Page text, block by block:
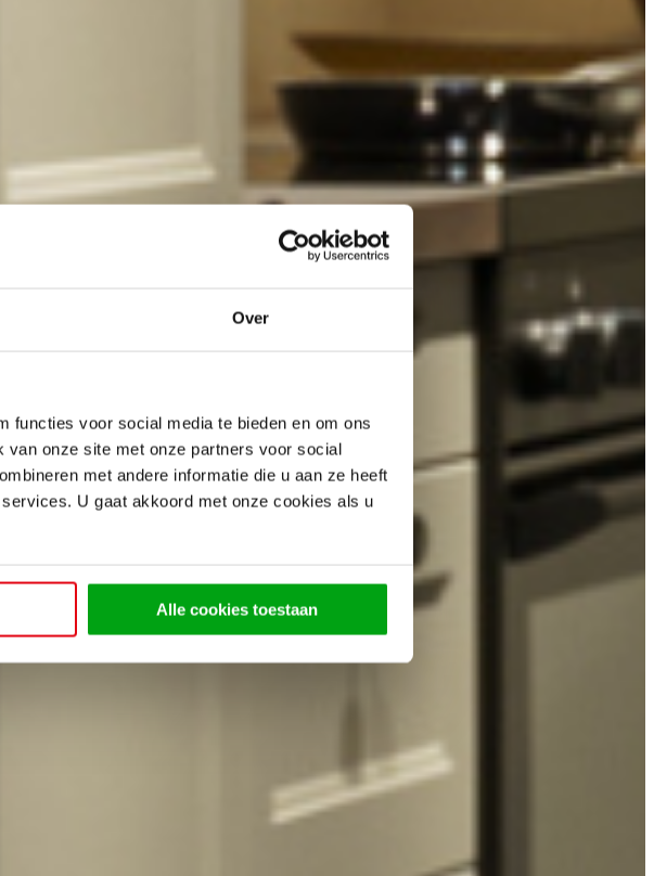
Over
functies voor social media te bieden en om ons
onze site met onze partners voor social
met andere informatie die u aan ze heeft
U gaat akkoord met onze cookies als u
Alle cookies toestaan